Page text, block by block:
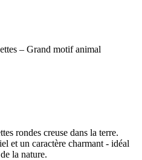
– Grand motif animal
rondes creuse dans la terre.
et un caractère charmant - idéal
la nature.